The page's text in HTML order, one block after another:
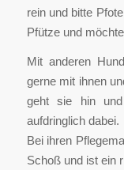
rein und bitte
Pfütze und
Mit anderen
gerne mit ihnen
geht sie hin
aufdringlich dabei.
Bei ihren
Schoß und ist ein